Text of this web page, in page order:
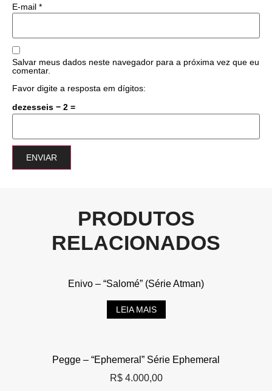
E-mail *
Salvar meus dados neste navegador para a próxima vez que eu
comentar.
Favor digite a resposta em dígitos:
dezesseis − 2 =
PRODUTOS
RELACIONADOS
Enivo – “Salomé” (Série Atman)
LEIA MAIS
Pegge – “Ephemeral” Série Ephemeral
R$4.000,00